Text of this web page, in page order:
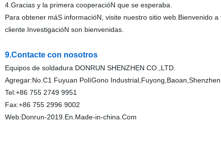
4.Gracias y la primera cooperacióN que se esperaba.
Para obtener máS informacióN, visite nuestro sitio web.Bienvenido
cliente.InvestigacióN son bienvenidas.
9.Contacte con nosotros
Equipos de soldadura DONRUN SHENZHEN CO.,LTD.
Agregar:No.C1 Fuyuan PolíGono
Tel:+86 755 2749 9951
Fax:+86 755 2996 9002
Web:Donrun-2019.En.Made-in-china.Com